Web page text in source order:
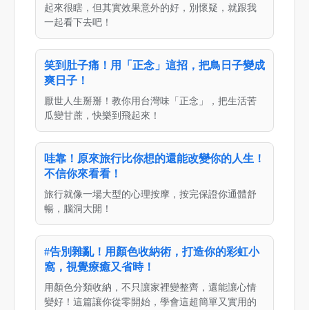
起來很瞎，但其實效果意外的好，別懷疑，就跟我
一起看下去吧！
笑到肚子痛！用「正念」這招，把鳥日子變成
爽日子！
厭世人生掰掰！教你用台灣味「正念」，把生活苦
瓜變甘蔗，快樂到飛起來！
哇靠！原來旅行比你想的還能改變你的人生！
不信你來看看！
旅行就像一場大型的心理按摩，按完保證你通體舒
暢，腦洞大開！
#告別雜亂！用顏色收納術，打造你的彩虹小
窩，視覺療癒又省時！
用顏色分類收納，不只讓家裡變整齊，還能讓心情
變好！這篇讓你從零開始，學會這超簡單又實用的